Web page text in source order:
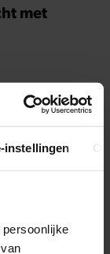
instellingen
met